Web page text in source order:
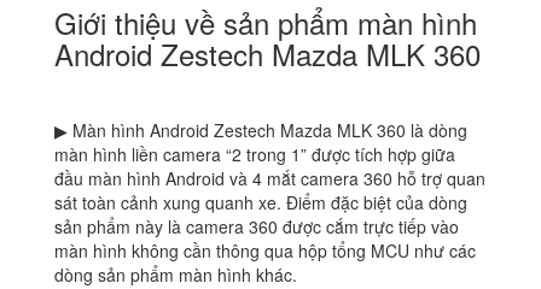
Giới thiệu về sản phẩm màn hình
Android Zestech Mazda MLK 360
▶ Màn hình Android Zestech Mazda MLK 360 là dòng
màn hình liền camera “2 trong 1” được tích hợp giữa
đầu màn hình Android và 4 mắt camera 360 hỗ trợ quan
sát toàn cảnh xung quanh xe. Điểm đặc biệt của dòng
sản phẩm này là camera 360 được cắm trực tiếp vào
màn hình không cần thông qua hộp tổng MCU như các
dòng sản phẩm màn hình khác.